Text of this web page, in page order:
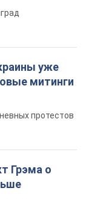
Грэма о